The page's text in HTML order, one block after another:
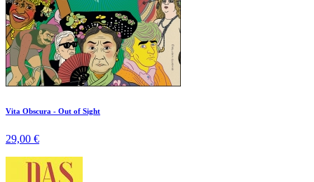
Vita Obscura - Out of Sight
29,00 €